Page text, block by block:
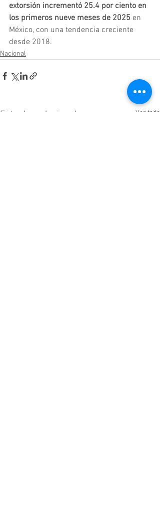
extorsión incrementó 25.4 por ciento en
los primeros nueve meses de 2025 en
México, con una tendencia creciente
desde 2018.
Nacional
Entradas relacionadas Ver todo